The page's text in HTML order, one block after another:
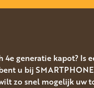
4e generatie kapot?
u bij
zo snel mogelijk uw